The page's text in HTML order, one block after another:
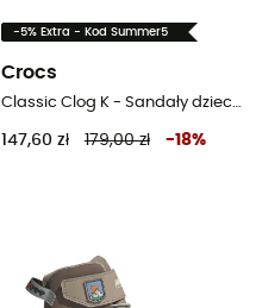
-5% Extra - Kod Summer5
Crocs
Classic Clog K - Sandały dziecięce
147,60 zł 179,00 zł -18%